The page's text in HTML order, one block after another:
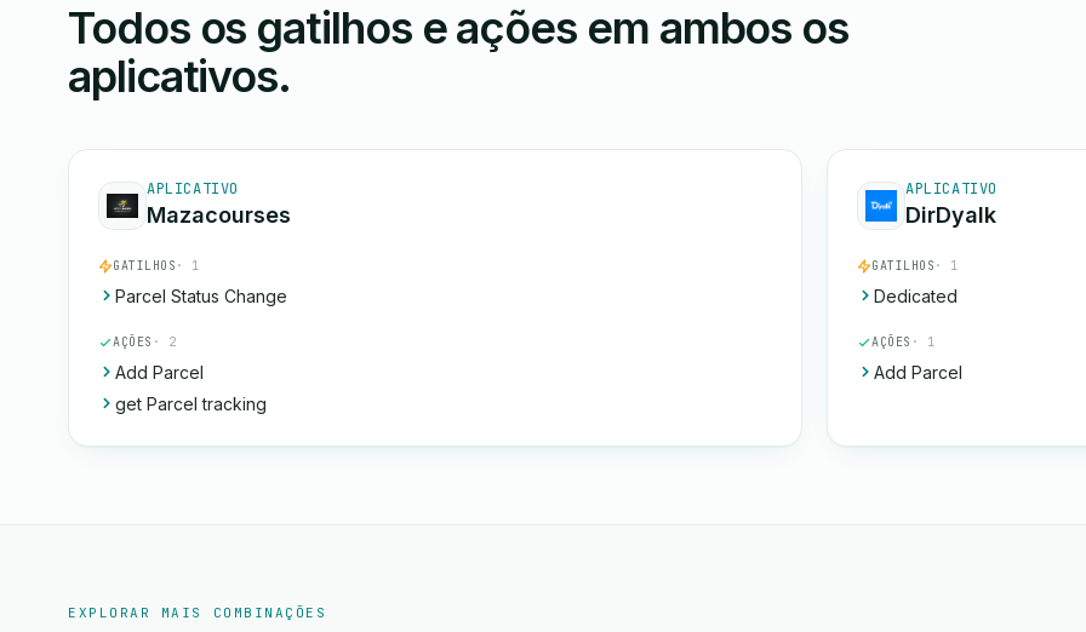
Todos os gatilhos e ações em ambos os
aplicativos.
APLICATIVO
Mazacourses
GATILHOS · 1
Parcel Status Change
AÇÕES · 2
Add Parcel
get Parcel tracking
APLICATIVO
DirDyalk
GATILHOS · 1
Dedicated
AÇÕES · 1
Add Parcel
EXPLORAR MAIS COMBINAÇÕES